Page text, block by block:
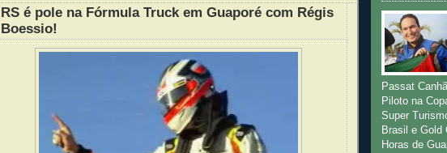
RS é pole na Fórmula Truck em Guaporé com Régis
Boessio!
Passat
Piloto na
Super
Brasil e
Horas de